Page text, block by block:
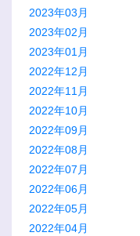
2023年03月
2023年02月
2023年01月
2022年12月
2022年11月
2022年10月
2022年09月
2022年08月
2022年07月
2022年06月
2022年05月
2022年04月